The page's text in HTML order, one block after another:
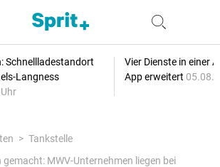
Schnellladestandort
Langness
Vier Dienste in einer
App erweitert
Tankstelle
MWV-Unternehmen liegen bei